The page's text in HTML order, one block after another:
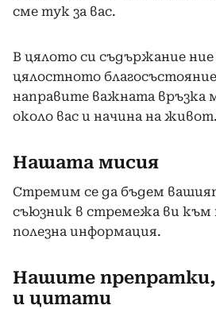
сме тук за вас.
В цялото си съдържание ние
цялостното
направите важната връзка
около вас и начина на живот.
Нашата мисия
Стремим се да бъдем
съюзник в стремежа ви към
полезна информация.
Нашите
и цитати